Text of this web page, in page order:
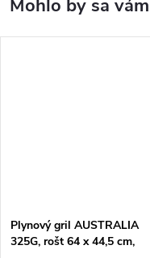
Plynový gril AUSTRALIA
325G, rošt 64 x 44,5 cm,